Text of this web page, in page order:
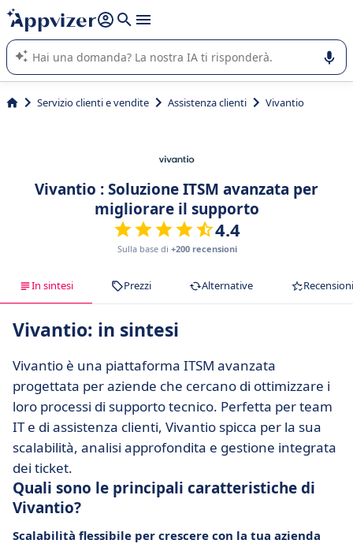
righe con
shift + enter
L'IA di Appvizer vi guida nell'utilizzo o nella scelta di un
software SaaS per la vostra azienda.
Servizio clienti e vendite Assistenza clienti Vivantio
Vivantio : Soluzione ITSM avanzata per
migliorare il supporto
4.4
Sulla base di +200 recensioni
In sintesi Prezzi Alternative Recensioni
Vivantio: in sintesi
Vivantio è una piattaforma ITSM avanzata
progettata per aziende che cercano di ottimizzare i
loro processi di supporto tecnico. Perfetta per team
IT e di assistenza clienti, Vivantio spicca per la sua
scalabilità, analisi approfondita e gestione integrata
dei ticket.
Quali sono le principali caratteristiche di
Vivantio?
Scalabilità flessibile per crescere con la tua azienda